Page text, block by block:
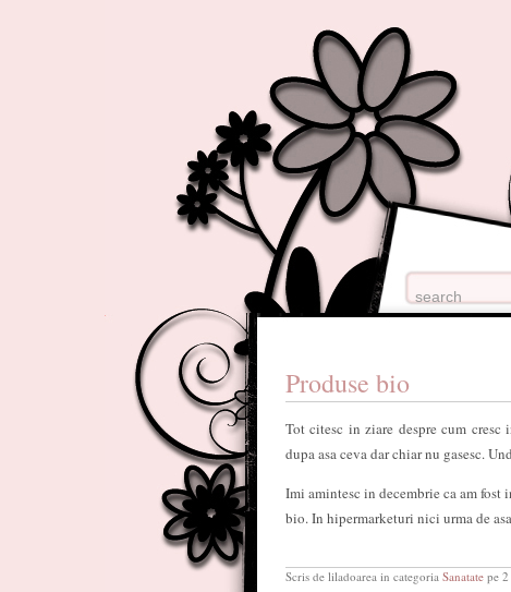
Produse bio
Tot citesc in ziare despre cum
dupa asa ceva dar chiar nu gasesc.
Imi amintesc in decembrie ca am
bio. In hipermarketuri nici urma de
Scris de liladoarea in categoria Sanatate pe